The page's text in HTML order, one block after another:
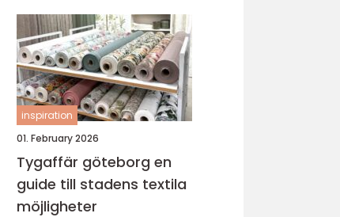
inspiration
01. February 2026
Tygaffär göteborg en
guide till stadens textila
möjligheter